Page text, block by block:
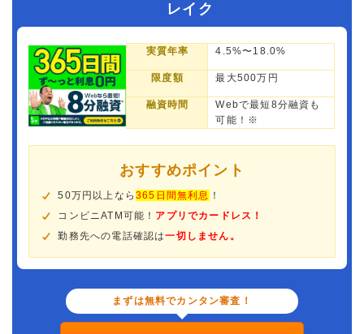
レイク
実質年率 4.5%〜18.0%
限度額 最大500万円
融資時間
Webで最短8分融資も
可能！※
おすすめポイント
50万円以上なら365日間無利息 ！
コンビニATM可能！ アプリでカードレス！
勤務先への電話確認は一切しません。
まずは無料でカンタン審査！